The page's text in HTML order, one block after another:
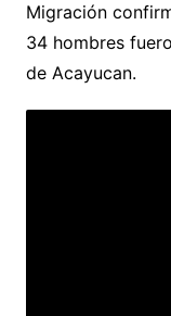
Migración
34 hombres
de Acayucan.